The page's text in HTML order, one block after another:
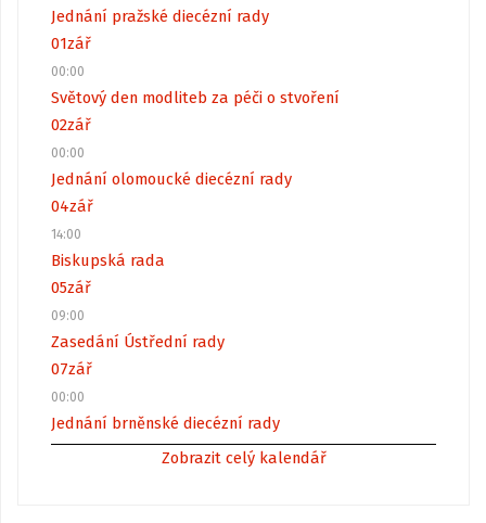
Jednání pražské diecézní rady
01zář
00:00
Světový den modliteb za péči o stvoření
02zář
00:00
Jednání olomoucké diecézní rady
04zář
14:00
Biskupská rada
05zář
09:00
Zasedání Ústřední rady
07zář
00:00
Jednání brněnské diecézní rady
Zobrazit celý kalendář